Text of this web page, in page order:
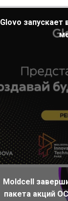
Glovo
Moldcell
пакета акций